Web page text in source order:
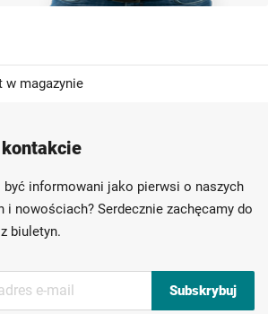
w magazynie
Indywidualni doradcy
etykietowania
być informowani jako pierwsi o naszych
i nowościach? Serdecznie zachęcamy do
biuletyn.
Subskrybuj